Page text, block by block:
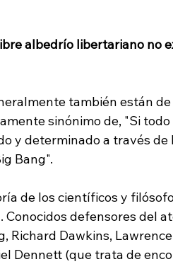
albedrío libertariano no
también están
sinónimo de, "Si
y determinado a través
Bang".
de los científicos y
Conocidos defensores del
Richard Dawkins,
Dennett (que trata de